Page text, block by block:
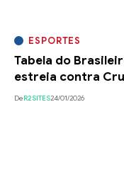
ESPORTES
Tabela do
estreia contra
DeR2SITES24/01/2026